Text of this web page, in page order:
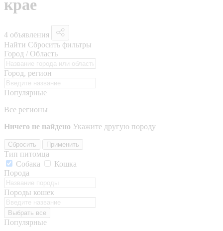
крае
4 объявления
Найти Сбросить фильтры
Город / Область
Город, регион
Популярные
Все регионы
Ничего не найдено Укажите другую породу
Сбросить Применить
Тип питомца
Собака
Кошка
Порода
Породы кошек
Выбрать все
Популярные